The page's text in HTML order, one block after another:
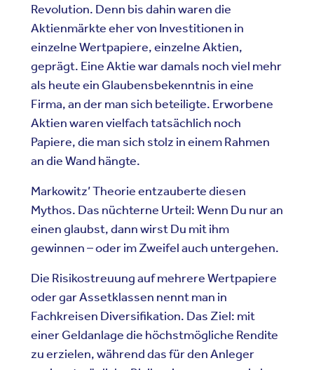
Revolution. Denn bis dahin waren die
Aktienmärkte eher von Investitionen in
einzelne Wertpapiere, einzelne Aktien,
geprägt. Eine Aktie war damals noch viel mehr
als heute ein Glaubensbekenntnis in eine
Firma, an der man sich beteiligte. Erworbene
Aktien waren vielfach tatsächlich noch
Papiere, die man sich stolz in einem Rahmen
an die Wand hängte.
Markowitz’ Theorie entzauberte diesen
Mythos. Das nüchterne Urteil: Wenn Du nur an
einen glaubst, dann wirst Du mit ihm
gewinnen – oder im Zweifel auch untergehen.
Die Risikostreuung auf mehrere Wertpapiere
oder gar Assetklassen nennt man in
Fachkreisen Diversifikation. Das Ziel: mit
einer Geldanlage die höchstmögliche Rendite
zu erzielen, während das für den Anleger